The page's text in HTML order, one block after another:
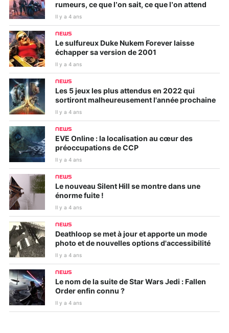
rumeurs, ce que l’on sait, ce que l’on attend
Il y a 4 ans
NEWS
Le sulfureux Duke Nukem Forever laisse
échapper sa version de 2001
Il y a 4 ans
NEWS
Les 5 jeux les plus attendus en 2022 qui
sortiront malheureusement l'année prochaine
Il y a 4 ans
NEWS
EVE Online : la localisation au cœur des
préoccupations de CCP
Il y a 4 ans
NEWS
Le nouveau Silent Hill se montre dans une
énorme fuite !
Il y a 4 ans
NEWS
Deathloop se met à jour et apporte un mode
photo et de nouvelles options d'accessibilité
Il y a 4 ans
NEWS
Le nom de la suite de Star Wars Jedi : Fallen
Order enfin connu ?
Il y a 4 ans